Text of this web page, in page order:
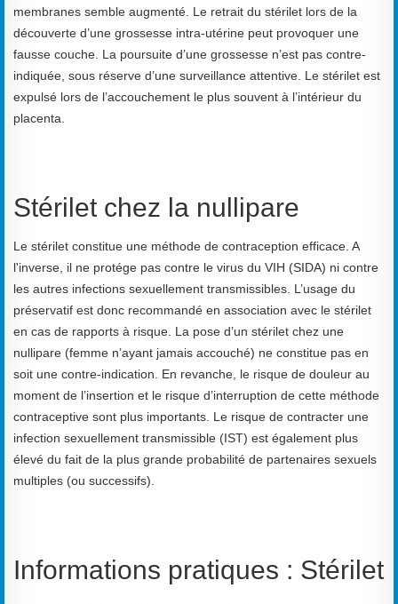
membranes semble augmenté. Le retrait du stérilet lors de la
découverte d’une grossesse intra-utérine peut provoquer une
fausse couche. La poursuite d’une grossesse n’est pas contre-
indiquée, sous réserve d’une surveillance attentive. Le stérilet est
expulsé lors de l’accouchement le plus souvent à l’intérieur du
placenta.
Stérilet chez la nullipare
Le stérilet constitue une méthode de contraception efficace. A
l'inverse, il ne protége pas contre le virus du VIH (SIDA) ni contre
les autres infections sexuellement transmissibles. L’usage du
préservatif est donc recommandé en association avec le stérilet
en cas de rapports à risque. La pose d’un stérilet chez une
nullipare (femme n’ayant jamais accouché) ne constitue pas en
soit une contre-indication. En revanche, le risque de douleur au
moment de l’insertion et le risque d’interruption de cette méthode
contraceptive sont plus importants. Le risque de contracter une
infection sexuellement transmissible (IST) est également plus
élevé du fait de la plus grande probabilité de partenaires sexuels
multiples (ou successifs).
Informations pratiques : Stérilet